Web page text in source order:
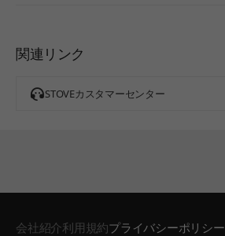
関連リンク
STOVEカスタマーセンター
会社紹介利用規約プライバシーポリシー